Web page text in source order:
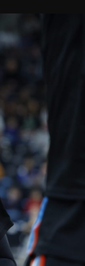
RECRUTE
partenaires
partenaire
Club